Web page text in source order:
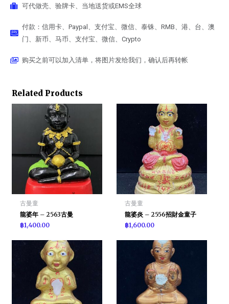
可代做壳、验牌卡、当地送货或EMS全球
付款：信用卡、Paypal、支付宝、微信、泰铢、RMB、港、台、澳
门、新币、马币、支付宝、微信、Crypto
购买之前可以加入清单，将图片发给我们，确认后再转帐
Related Products
古曼童
龍婆年 – 2563古曼
฿1,400.00
古曼童
龍婆炎 – 2556招財金童子
฿1,600.00